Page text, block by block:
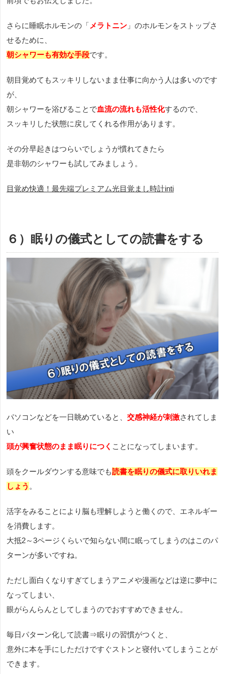
さらに睡眠ホルモンの「 メラトニン 」のホルモンをストップさ
せるために、
朝シャワーも有効な手段です。
朝目覚めてもスッキリしないまま仕事に向かう人は多いのです
が、
朝シャワーを浴びることで血流の流れも活性化するので、
スッキリした状態に戻してくれる作用があります。
その分早起きはつらいでしょうが慣れてきたら
是非朝のシャワーも試してみましょう。
目覚め快適！最先端プレミアム光目覚まし時計inti
６）眠りの儀式としての読書をする
パソコンなどを一日眺めていると、 交感神経が刺激されてしま
い
頭が興奮状態のまま眠りにつく ことになってしまいます。
頭をクールダウンする意味でも読書を眠りの儀式に取りいれま
しょう 。
活字をみることにより脳も理解しようと働くので、エネルギー
を消費します。
大抵2～3ページくらいで知らない間に眠ってしまうのはこのパ
ターンが多いですね。
ただし面白くなりすぎてしまうアニメや漫画などは逆に夢中に
なってしまい、
眼がらんらんとしてしまうのでおすすめできません。
毎日パターン化して読書⇒眠りの習慣がつくと、
意外に本を手にしただけですぐストンと寝付いてしまうことが
できます。